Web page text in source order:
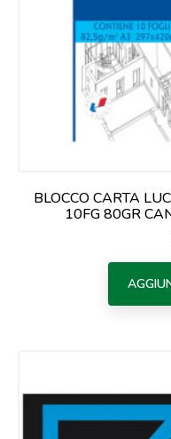
BLOCCO CARTA
10FG 80GR